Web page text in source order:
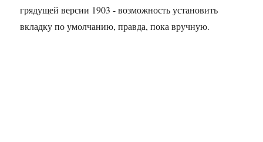
грядущей версии 1903 - возможность установить
вкладку по умолчанию, правда, пока вручную.